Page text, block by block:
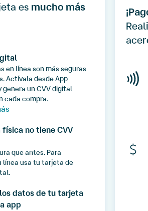
es mucho más
en línea son más seguras
Actívala desde App
genera un CVV digital
cada compra.
no tiene CVV
que antes. Para
línea usa tu tarjeta de
datos de tu tarjeta
app